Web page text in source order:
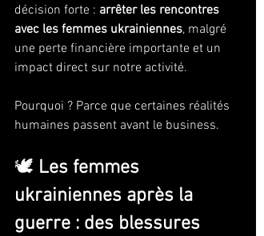
décision forte : arrêter les rencontres
avec les femmes ukrainiennes, malgré
une perte financière importante et un
impact direct sur notre activité.
Pourquoi ? Parce que certaines réalités
humaines passent avant le business.
🕊️ Les femmes
ukrainiennes après la
guerre : des blessures